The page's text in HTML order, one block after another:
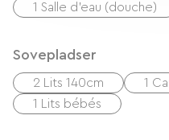
1 Salle d'eau (douche)
Sovepladser
2 Lits 140cm
1
1 Lits bébés